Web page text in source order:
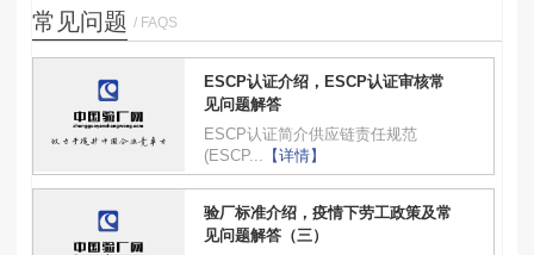
常见问题 / FAQS
ESCP认证介绍，ESCP认证审核常
见问题解答
ESCP认证简介供应链责任规范
(ESCP... 【详情】
验厂标准介绍，疫情下劳工政策及常
见问题解答（三）